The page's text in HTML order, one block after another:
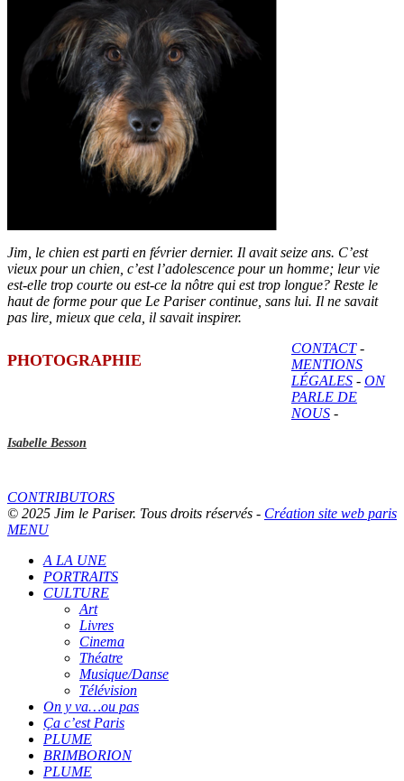
Jim, le chien est parti en février dernier. Il avait seize ans. C’est
vieux pour un chien, c’est l’adolescence pour un homme; leur vie
est-elle trop courte ou est-ce la nôtre qui est trop longue? Reste le
haut de forme pour que Le Pariser continue, sans lui. Il ne savait
pas lire, mieux que cela, il savait inspirer.
PHOTOGRAPHIE
Isabelle Besson
CONTACT-
MENTIONS
LÉGALES - ON
PARLE DE
NOUS -
CONTRIBUTORS
© 2025 Jim le Pariser. Tous droits réservés - Création site web paris
MENU
A LA UNE
PORTRAITS
CULTURE
Art
Livres
Cinema
Théatre
Musique/Danse
Télévision
On y va…ou pas
Ça c’est Paris
PLUME
BRIMBORION
PLUME